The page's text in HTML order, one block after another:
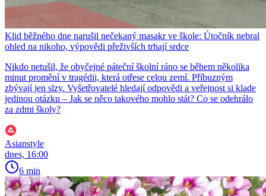
Klid běžného dne narušil nečekaný masakr ve škole: Útočník nebral
ohled na nikoho, výpovědi přeživších trhají srdce
Nikdo netušil, že obyčejné páteční školní ráno se během několika
minut promění v tragédii, která otřese celou zemí. Příbuzným
zbývají jen slzy. Vyšetřovatelé hledají odpovědi a veřejnost si klade
jedinou otázku – Jak se něco takového mohlo stát? Co se odehrálo
za zdmi školy?
Asianstyle
dnes, 16:00
6 min